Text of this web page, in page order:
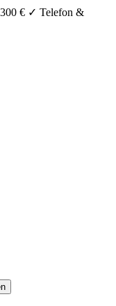
€ ✓ Telefon &